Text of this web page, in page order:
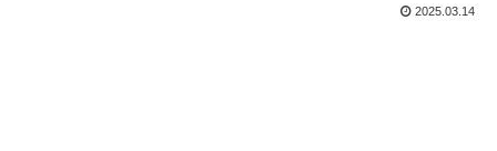
2025.03.14